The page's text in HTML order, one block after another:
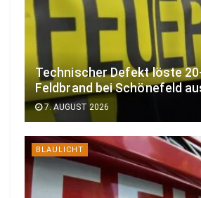
Technischer Defekt löste
Feldbrand bei Schönefeld
7. AUGUST 2026
BLAULICHT